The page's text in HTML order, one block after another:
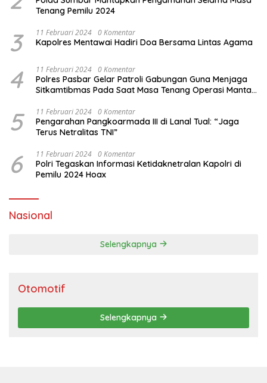
Tenang Pemilu 2024
3 11 Februari 2024 0 Komentar
Kapolres Mentawai Hadiri Doa Bersama Lintas Agama
4 11 Februari 2024 0 Komentar
Polres Pasbar Gelar Patroli Gabungan Guna Menjaga
Sitkamtibmas Pada Saat Masa Tenang Operasi Mantap
5 11 Februari 2024 0 Komentar
Pengarahan Pangkoarmada III di Lanal Tual: “Jaga
Terus Netralitas TNI”
6 11 Februari 2024 0 Komentar
Polri Tegaskan Informasi Ketidaknetralan Kapolri di
Pemilu 2024 Hoax
Nasional
Selengkapnya
Otomotif
Selengkapnya